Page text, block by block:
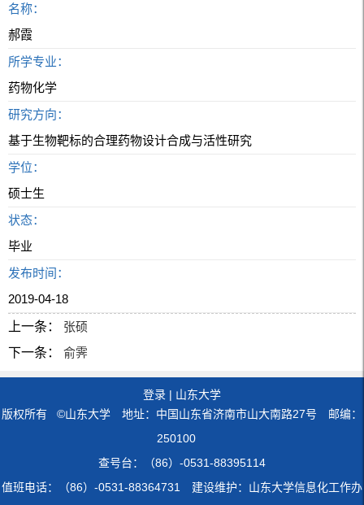
名称：
郝霞
所学专业：
药物化学
研究方向：
基于生物靶标的合理药物设计合成与活性研究
学位：
硕士生
状态：
毕业
发布时间：
2019-04-18
上一条：
张硕
下一条：
俞霁
登录 | 山东大学
版权所有 ©山东大学 地址：中国山东省济南市山大南路27号 邮编：
250100
查号台：（86）-0531-88395114
值班电话：（86）-0531-88364731 建设维护：山东大学信息化工作办